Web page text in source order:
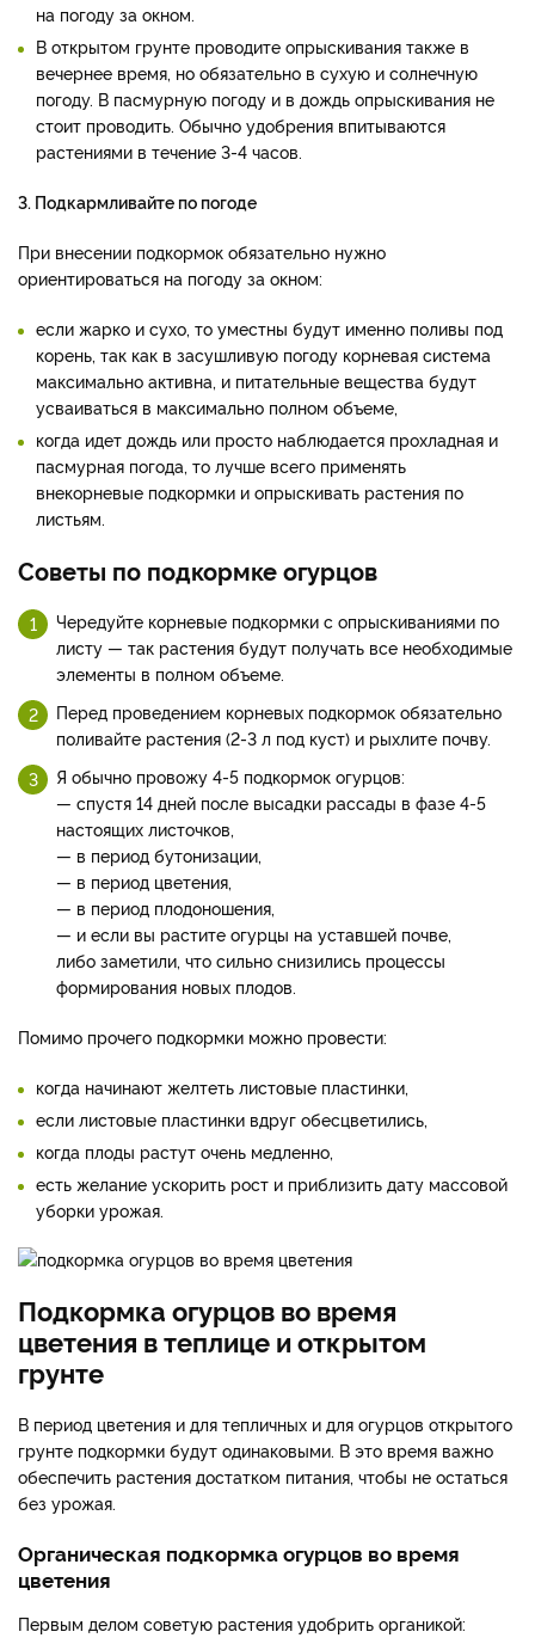
на погоду за окном.
В открытом грунте проводите опрыскивания также в
вечернее время, но обязательно в сухую и солнечную
погоду. В пасмурную погоду и в дождь опрыскивания не
стоит проводить. Обычно удобрения впитываются
растениями в течение 3-4 часов.
3. Подкармливайте по погоде
При внесении подкормок обязательно нужно
ориентироваться на погоду за окном:
если жарко и сухо, то уместны будут именно поливы под
корень, так как в засушливую погоду корневая система
максимально активна, и питательные вещества будут
усваиваться в максимально полном объеме,
когда идет дождь или просто наблюдается прохладная и
пасмурная погода, то лучше всего применять
внекорневые подкормки и опрыскивать растения по
листьям.
Советы по подкормке огурцов
Чередуйте корневые подкормки с опрыскиваниями по
листу — так растения будут получать все необходимые
элементы в полном объеме.
Перед проведением корневых подкормок обязательно
поливайте растения (2-3 л под куст) и рыхлите почву.
Я обычно провожу 4-5 подкормок огурцов:
— спустя 14 дней после высадки рассады в фазе 4-5
настоящих листочков,
— в период бутонизации,
— в период цветения,
— в период плодоношения,
— и если вы растите огурцы на уставшей почве,
либо заметили, что сильно снизились процессы
формирования новых плодов.
Помимо прочего подкормки можно провести:
когда начинают желтеть листовые пластинки,
если листовые пластинки вдруг обесцветились,
когда плоды растут очень медленно,
есть желание ускорить рост и приблизить дату массовой
уборки урожая.
Подкормка огурцов во время
цветения в теплице и открытом
грунте
В период цветения и для тепличных и для огурцов открытого
грунте подкормки будут одинаковыми. В это время важно
обеспечить растения достатком питания, чтобы не остаться
без урожая.
Органическая подкормка огурцов во время
цветения
Первым делом советую растения удобрить органикой: